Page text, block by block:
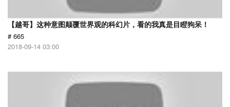
【越哥】这种意图颠覆世界观的科幻片，看的我真是目瞪狗呆！
# 665
2018-09-14 03:00